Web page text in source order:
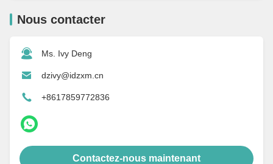
Nous contacter
Ms. Ivy Deng
dzivy@idzxm.cn
+8617859772836
Contactez-nous maintenant